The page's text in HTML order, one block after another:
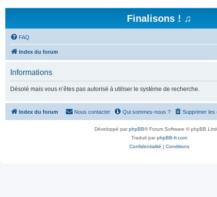
Finalisons ! ♫
FAQ
Index du forum
Informations
Désolé mais vous n’êtes pas autorisé à utiliser le système de recherche.
Index du forum Supprimer les
Qui sommes-nous ?
Nous contacter
Développé parphpBB® Forum Software © phpBB
Traduit parphpBB-fr.com
Confidentialité | Conditions